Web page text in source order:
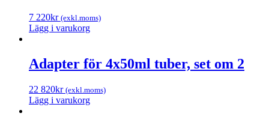
7 220kr (exkl.moms)
Lägg i varukorg
Adapter för 4x50ml tuber, set om 2
22 820kr (exkl.moms)
Lägg i varukorg